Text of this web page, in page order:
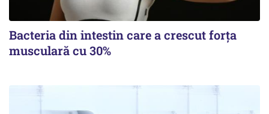
Bacteria din intestin care a crescut forța
musculară cu 30%